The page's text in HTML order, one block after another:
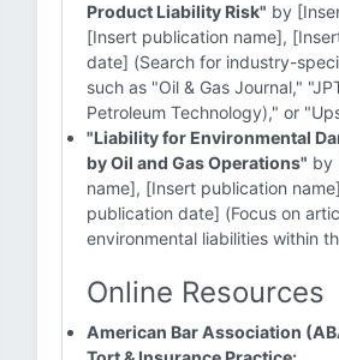
Product Liability Risk" by
[Insert publication name],
date] (Search for industry-
such as "Oil & Gas Journal,"
Petroleum Technology)," or
"Liability for Environmental
by Oil and Gas Operations" by
name], [Insert publication
publication date] (Focus on
environmental liabilities within
Online Resources
American Bar Association